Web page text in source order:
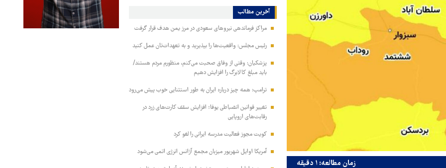
زمان مطالعه: ۱ دقیقه
آخرین مطالب
مراکز فرماندهی نیروهای سعودی در مرز یمن هدف قرار گرفت
رئیس مجلس: واقعیت‌ها را بپذیرید و به تعهدات‌تان عمل کنید
پزشکیان: وقتی از وفاق صحبت می‌کنم، منظورم مردم هستند/
باید مبلغ کالابرگ را افزایش دهیم
ترامپ: همه چیز درباره ایران به طور استثنایی خوب پیش می‌رود
تغییر قوانین انضباطی یوفا؛ افزایش سقف کارت‌های زرد در
رقابت‌های اروپایی
کویت مجوز فعالیت مدرسه ایرانی را لغو کرد
آمریکا اوایل شهریور میزبان مجمع آژانس انرژی اتمی می‌شود